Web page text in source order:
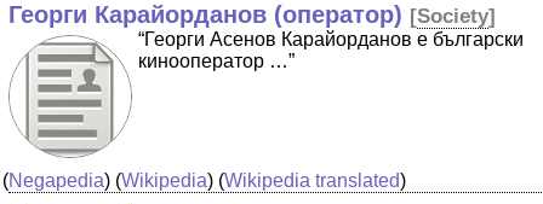
Георги Карайорданов (оператор) [Society]
“Георги Асенов Карайорданов е български
кинооператор …”
(Negapedia) (Wikipedia) (Wikipedia translated)